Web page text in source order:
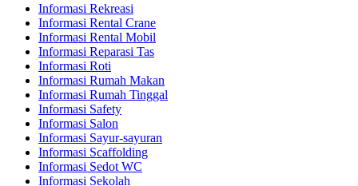
Informasi Rekreasi
Informasi Rental Crane
Informasi Rental Mobil
Informasi Reparasi Tas
Informasi Roti
Informasi Rumah Makan
Informasi Rumah Tinggal
Informasi Safety
Informasi Salon
Informasi Sayur-sayuran
Informasi Scaffolding
Informasi Sedot WC
Informasi Sekolah